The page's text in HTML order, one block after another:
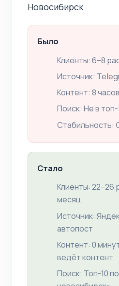
Новосибирск
Было
Клиенты: 6–8
Источник:
Контент: 8
Поиск: Не в
Стабильность:
Стало
Клиенты: 22–26
месяц
Источник:
автопост
Контент: 0
ведёт контент
Поиск: Топ-10